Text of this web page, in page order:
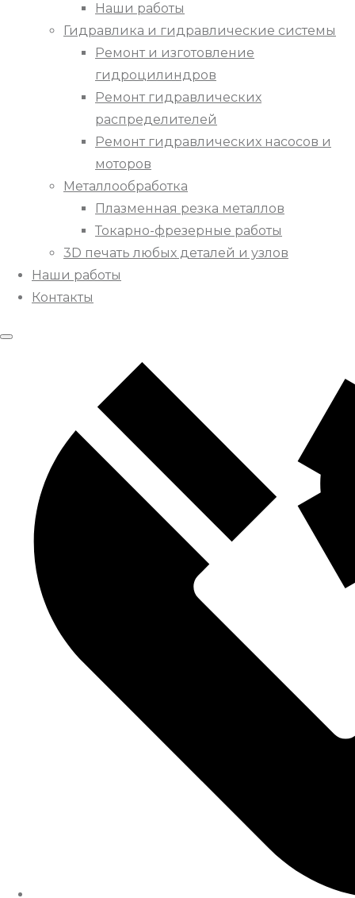
Наши работы
Гидравлика и гидравлические системы
Ремонт и изготовление
гидроцилиндров
Ремонт гидравлических
распределителей
Ремонт гидравлических насосов и
моторов
Металлообработка
Плазменная резка металлов
Токарно-фрезерные работы
3D печать любых деталей и узлов
Наши работы
Контакты